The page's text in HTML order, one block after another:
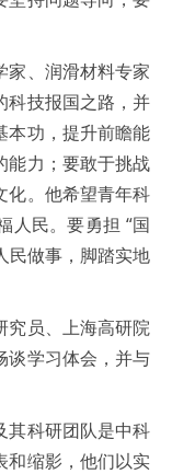
、润滑材料专家
科技报国之路，并
本功，提升前瞻能
能力；要敢于挑战
化。他希望青年科
人民。要勇担 “国
民做事，脚踏实地
员、上海高研院
谈学习体会，并与
科研团队是中科
和缩影，他们以实